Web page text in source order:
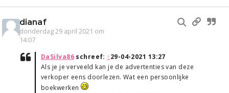
dianaf
donderdag 29 april 2021 om
14:07
DaSilva86schreef: ↑29-04-2021 13:27
Als je je verveeld kan je de advertenties van deze
verkoper eens doorlezen. Wat een persoonlijke
boekwerken